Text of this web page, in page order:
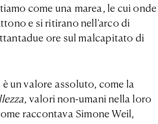
come una marea, le cui onde
e si ritirano nell’arco di
ore sul malcapitato di
è un valore assoluto, come la
, valori non-umani nella loro
raccontava Simone Weil,